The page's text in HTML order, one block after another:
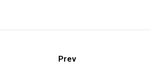
Prev